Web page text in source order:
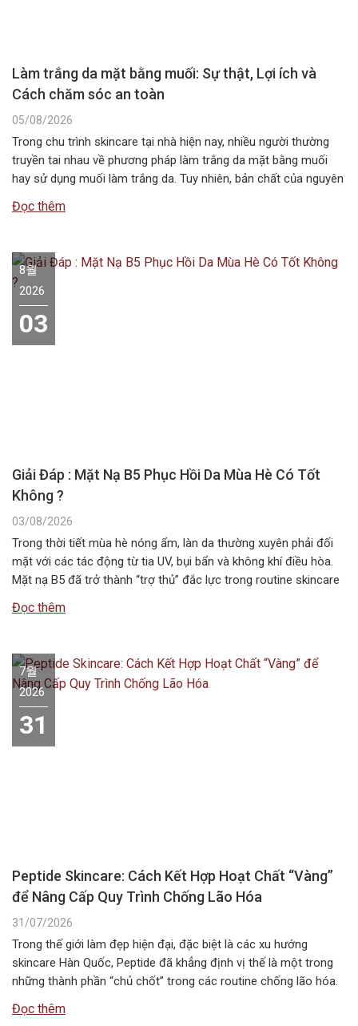
Làm trắng da mặt bằng muối: Sự thật, Lợi ích và
Cách chăm sóc an toàn
05/08/2026
Trong chu trình skincare tại nhà hiện nay, nhiều người thường
truyền tai nhau về phương pháp làm trắng da mặt bằng muối
hay sử dụng muối làm trắng da. Tuy nhiên, bản chất của nguyên
các dòng mỹ phẩm chuyên dụng….
Đọc thêm
8월
2026
03
Giải Đáp : Mặt Nạ B5 Phục Hồi Da Mùa Hè Có Tốt
Không ?
03/08/2026
Trong thời tiết mùa hè nóng ẩm, làn da thường xuyên phải đối
mặt với các tác động từ tia UV, bụi bẩn và không khí điều hòa.
Mặt nạ B5 đã trở thành “trợ thủ” đắc lực trong routine skincare
Đọc thêm
7월
2026
31
Peptide Skincare: Cách Kết Hợp Hoạt Chất “Vàng”
để Nâng Cấp Quy Trình Chống Lão Hóa
31/07/2026
Trong thế giới làm đẹp hiện đại, đặc biệt là các xu hướng
skincare Hàn Quốc, Peptide đã khẳng định vị thế là một trong
những thành phần “chủ chốt” trong các routine chống lão hóa.
nhất vẫn là băn…
Đọc thêm